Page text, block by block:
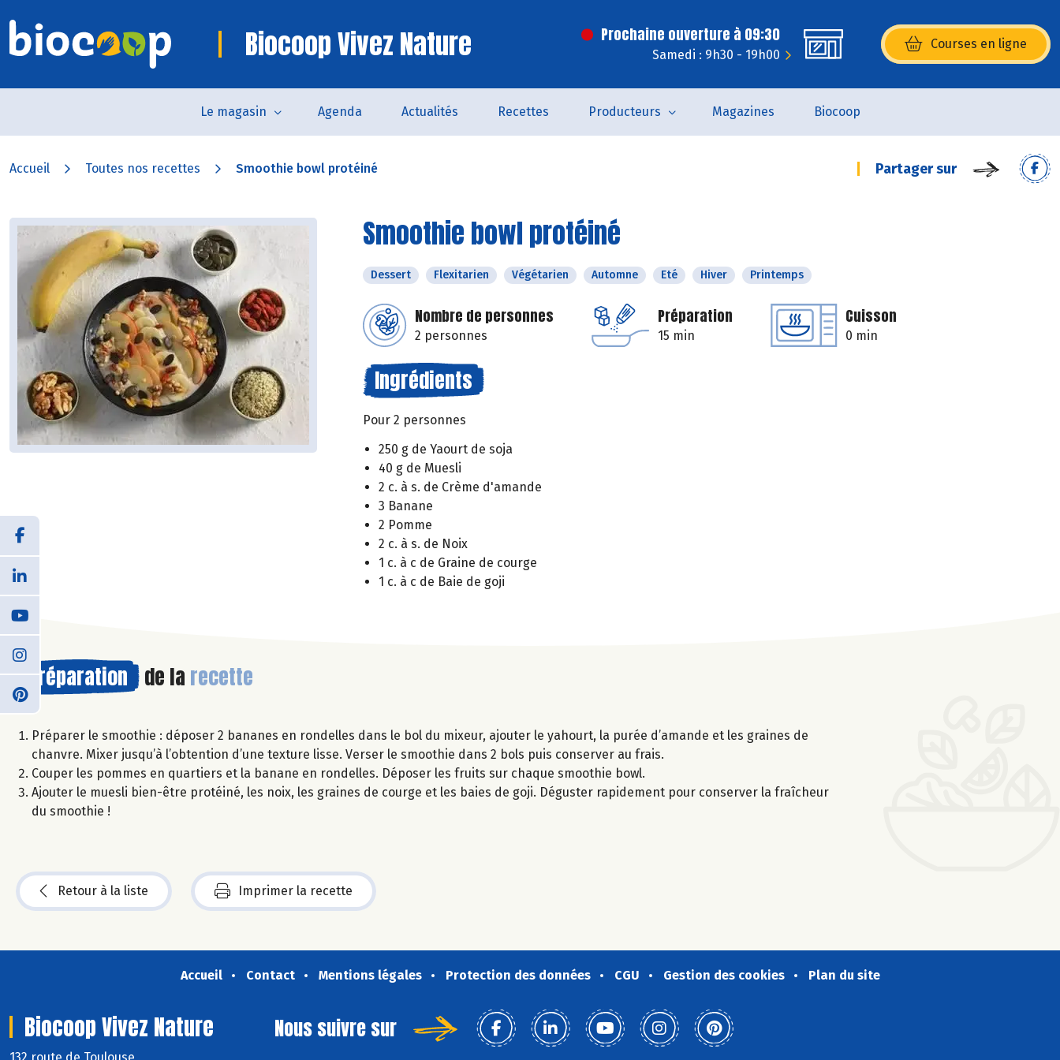
Biocoop Vivez Nature Prochaine ouverture à 09:30
Samedi : 9h30 - 19h00
Courses en ligne
(s’ouvre dans une nouvelle
Le magasin Agenda Actualités Recettes Producteurs Magazines Biocoop
Accueil Toutes nos recettes Smoothie bowl protéiné Partager sur
Smoothie bowl protéiné
Dessert Flexitarien Végétarien Automne Eté Hiver Printemps
Nombre de personnes
2 personnes
Préparation
15 min
Cuisson
0 min
Ingrédients
Pour 2 personnes
250 g de Yaourt de soja
40 g de Muesli
2 c. à s. de Crème d'amande
3 Banane
2 Pomme
2 c. à s. de Noix
1 c. à c de Graine de courge
1 c. à c de Baie de goji
Préparation de la recette
Préparer le smoothie : déposer 2 bananes en rondelles dans le bol du mixeur, ajouter le yahourt, la purée d’amande et les graines de
chanvre. Mixer jusqu’à l’obtention d’une texture lisse. Verser le smoothie dans 2 bols puis conserver au frais.
Couper les pommes en quartiers et la banane en rondelles. Déposer les fruits sur chaque smoothie bowl.
Ajouter le muesli bien-être protéiné, les noix, les graines de courge et les baies de goji. Déguster rapidement pour conserver la fraîcheur
du smoothie !
Retour à la liste Imprimer la recette
Accueil Contact Mentions légales Protection des données CGU Gestion des cookies Plan du site
Biocoop Vivez Nature
132 route de Toulouse
Nous suivre sur